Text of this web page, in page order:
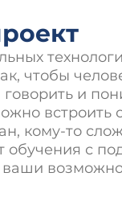
чтобы
и
встроить
кому-то
обучения с